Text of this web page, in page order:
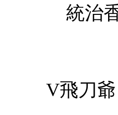
統治
V飛刀爺